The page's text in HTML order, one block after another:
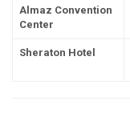
Almaz Convention
Center
Sheraton Hotel